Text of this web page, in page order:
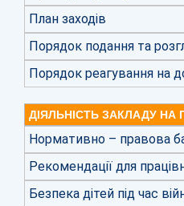
План заходів
Порядок подання та
Порядок реагування на
ДІЯЛЬНІСТЬ ЗАКЛАДУ НА
Нормативно – правова
Рекомендації для
Безпека дітей під час